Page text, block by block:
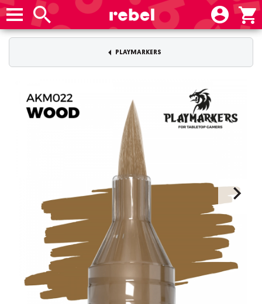
PLAYMARKERS